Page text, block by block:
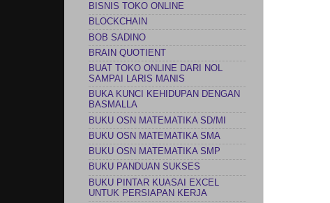
BISNIS TOKO ONLINE
BLOCKCHAIN
BOB SADINO
BRAIN QUOTIENT
BUAT TOKO ONLINE DARI NOL
SAMPAI LARIS MANIS
BUKA KUNCI KEHIDUPAN DENGAN
BASMALLA
BUKU OSN MATEMATIKA SD/MI
BUKU OSN MATEMATIKA SMA
BUKU OSN MATEMATIKA SMP
BUKU PANDUAN SUKSES
BUKU PINTAR KUASAI EXCEL
UNTUK PERSIAPAN KERJA